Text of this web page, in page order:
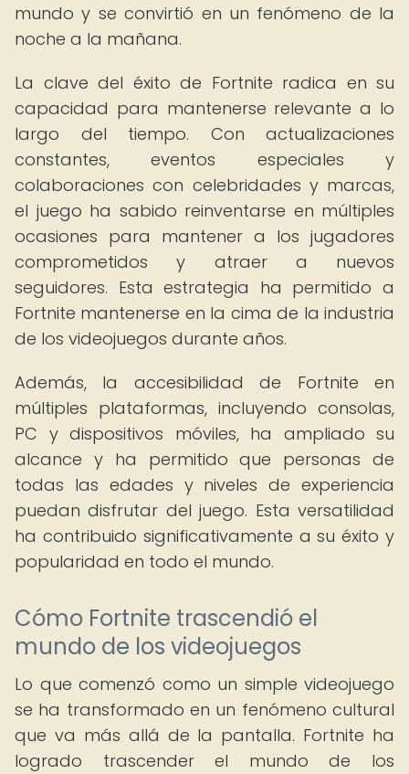
mundo y se convirtió en un fenómeno de la
noche a la mañana.
La clave del éxito de Fortnite radica en su
capacidad para mantenerse relevante a lo
largo del tiempo. Con actualizaciones
constantes, eventos especiales y
colaboraciones con celebridades y marcas,
el juego ha sabido reinventarse en múltiples
ocasiones para mantener a los jugadores
comprometidos y atraer a nuevos
seguidores. Esta estrategia ha permitido a
Fortnite mantenerse en la cima de la industria
de los videojuegos durante años.
Además, la accesibilidad de Fortnite en
múltiples plataformas, incluyendo consolas,
PC y dispositivos móviles, ha ampliado su
alcance y ha permitido que personas de
todas las edades y niveles de experiencia
puedan disfrutar del juego. Esta versatilidad
ha contribuido significativamente a su éxito y
popularidad en todo el mundo.
Cómo Fortnite trascendió el
mundo de los videojuegos
Lo que comenzó como un simple videojuego
se ha transformado en un fenómeno cultural
que va más allá de la pantalla. Fortnite ha
logrado trascender el mundo de los